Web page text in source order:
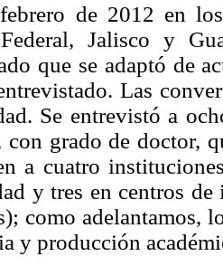
de 2012 en
Jalisco y
que se adaptó de
Las
Se entrevistó a
con grado de doctor,
a cuatro
y tres en centros
como adelantamos,
y producción